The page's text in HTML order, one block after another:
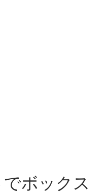
ボックス